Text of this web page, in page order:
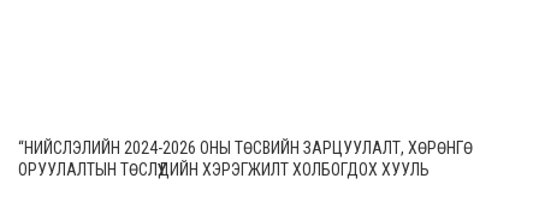
“НИЙСЛЭЛИЙН 2024-2026 ОНЫ ТӨСВИЙН ЗАРЦУУЛАЛТ, ХӨРӨНГӨ
ОРУУЛАЛТЫН ТӨСЛҮҮДИЙН ХЭРЭГЖИЛТ ХОЛБОГДОХ ХУУЛЬ